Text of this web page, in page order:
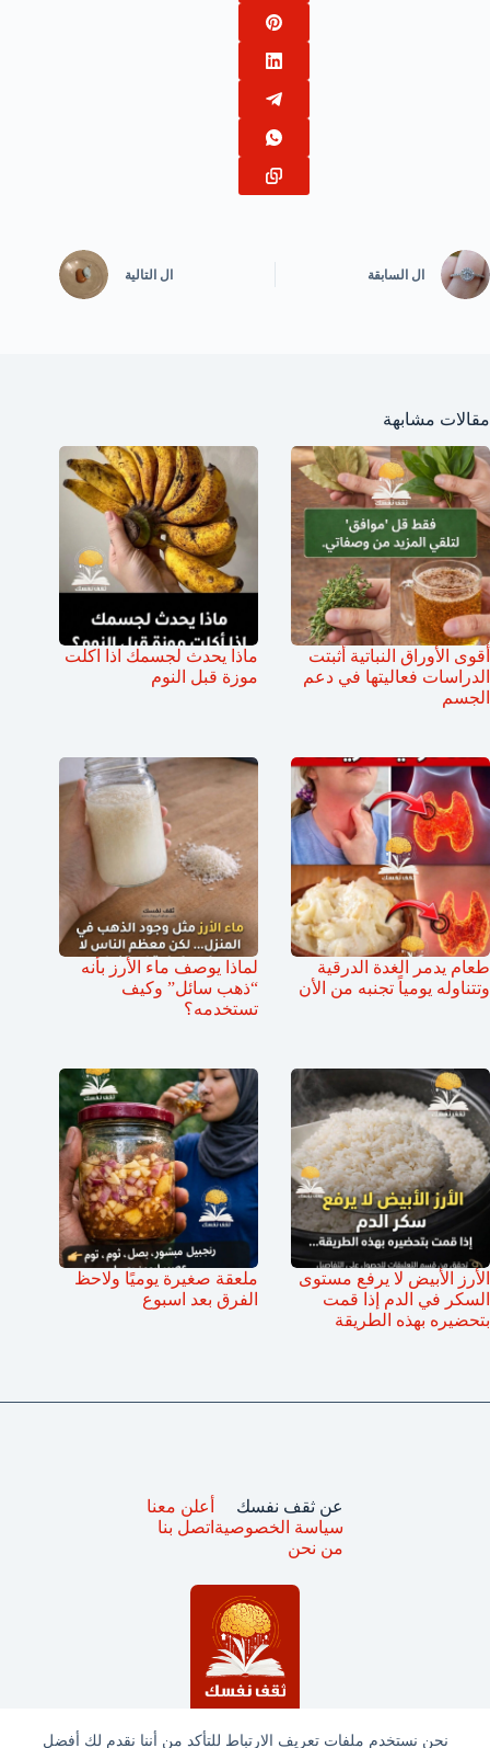
نحن نستخدم ملفات تعريف الارتباط للتأكد من أننا نقدم لك أفضل
ال السابقة ال التالية
مقالات مشابهة
أقوى الأوراق النباتية أثبتت
الدراسات فعاليتها في دعم
الجسم
ماذا يحدث لجسمك اذا اكلت
موزة قبل النوم
طعام يدمر الغدة الدرقية
وتتناوله يومياً تجنبه من الأن
لماذا يوصف ماء الأرز بأنه
“ذهب سائل” وكيف
تستخدمه؟
الأرز الأبيض لا يرفع مستوى
السكر في الدم إذا قمت
بتحضيره بهذه الطريقة
ملعقة صغيرة يوميًا ولاحظ
الفرق بعد اسبوع
عن ثقف نفسك
سياسة الخصوصية
من نحن
أعلن معنا
اتصل بنا